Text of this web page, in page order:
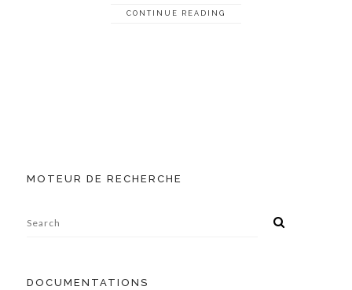
CONTINUE READING
MOTEUR DE RECHERCHE
DOCUMENTATIONS